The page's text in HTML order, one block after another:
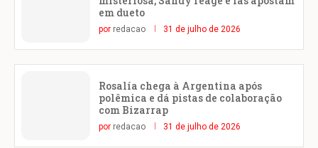
em dueto
por redacao 31 de julho de 2026
Rosalía chega à Argentina após
polêmica e dá pistas de colaboração
com Bizarrap
por redacao 31 de julho de 2026